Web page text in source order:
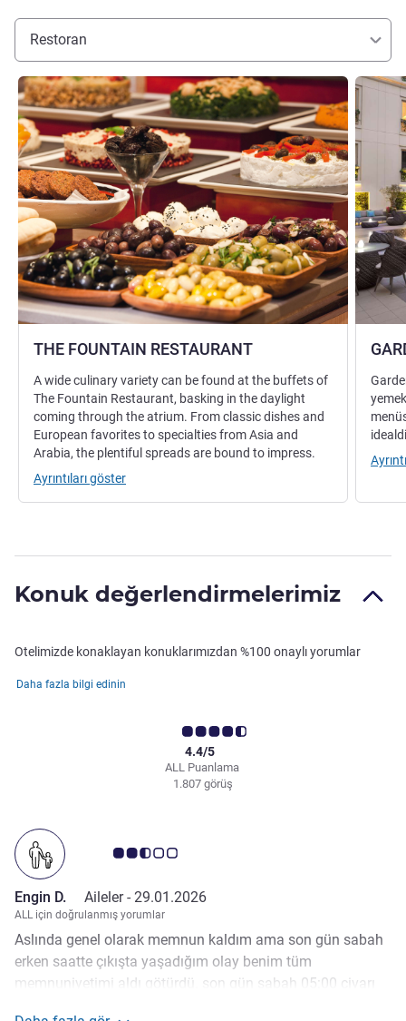
Restoran
THE FOUNTAIN RESTAURANT
Ayrıntıları göster
A wide culinary variety can be found at the buffets of
The Fountain Restaurant, basking in the daylight
coming through the atrium. From classic dishes and
European favorites to specialties from Asia and
Arabia, the plentiful spreads are bound to impress.
Ayrıntıları göster
Konuk değerlendirmelerimiz
Otelimizde konaklayan konuklarımızdan %100 onaylı yorumlar
Daha fazla bilgi edinin
ALL Puanlama
4.4/5
1.807 görüş
Avis müşterileri puanı 2.5/5
Engin D. Aileler - 29.01.2026
ALL için doğrulanmış yorumlar
Aslında genel olarak memnun kaldım ama son gün sabah
erken saatte çıkışta yaşadığım olay benim tüm
memnuniyetimi aldı götürdü. son gün sabah 05:00 civarı